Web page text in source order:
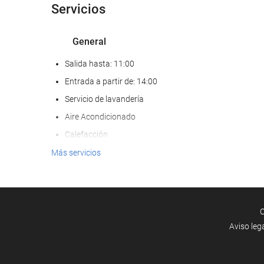
Servicios
General
Salida hasta: 11:00
Entrada a partir de: 14:00
Servicio de lavandería
Aire Acondicionado
Calefacción
Habitaciones No fumadores
Zona de fumadores
Más servicios
Aviso